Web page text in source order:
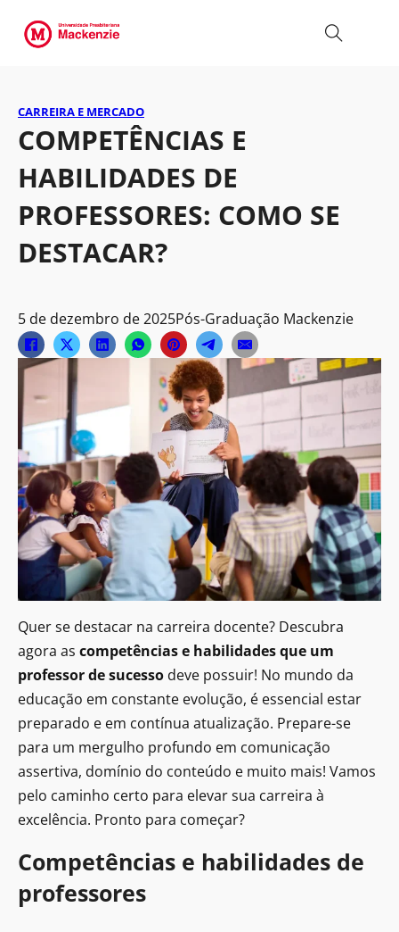
CARREIRA E MERCADO
COMPETÊNCIAS E
HABILIDADES DE
PROFESSOR​ES: COMO SE
DESTACAR?
5 de dezembro de 2025Pós-Graduação Mackenzie
Quer se destacar na carreira docente? Descubra
agora as competências e habilidades que um
professor de sucesso deve possuir! No mundo da
educação em constante evolução, é essencial estar
preparado e em contínua atualização. Prepare-se
para um mergulho profundo em comunicação
assertiva, domínio do conteúdo e muito mais! Vamos
pelo caminho certo para elevar sua carreira à
excelência. Pronto para começar?
Competências e habilidades de
professor​es